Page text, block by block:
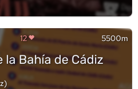
12 5500m
la Bahía de Cádiz
)